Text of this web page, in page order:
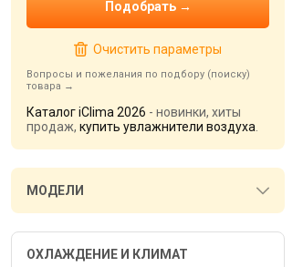
Очистить параметры
Вопросы и пожелания по подбору (поиску)
товара
Каталог iClima 2026 - новинки, хиты
продаж, купить увлажнители воздуха
МОДЕЛИ
ОХЛАЖДЕНИЕ И КЛИМАТ